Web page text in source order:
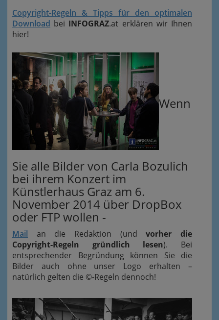
Copyright-Regeln & Tipps für den optimalen
Download bei INFOGRAZ.at erklären wir Ihnen
hier!
Wenn
Sie alle Bilder von Carla Bozulich
bei ihrem Konzert im
Künstlerhaus Graz am 6.
November 2014 über DropBox
oder FTP wollen -
Mail an die Redaktion (undvorher die
Copyright-Regeln gründlich lesen). Bei
entsprechender Begründung können Sie die
Bilder auch ohne unser Logo erhalten –
natürlich gelten die ©-Regeln dennoch!